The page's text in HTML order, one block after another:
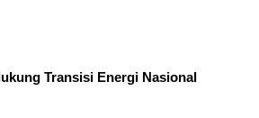
Transisi Energi Nasional